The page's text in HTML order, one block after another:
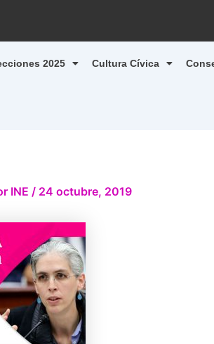
2025 Cultura Cívica
INE / 24 octubre, 2019